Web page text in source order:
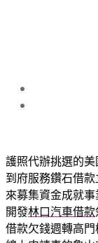
護照代辦挑選的
到府服務鑽石借
來募集資金成就事
開發林口汽車借款
借款欠錢週轉高